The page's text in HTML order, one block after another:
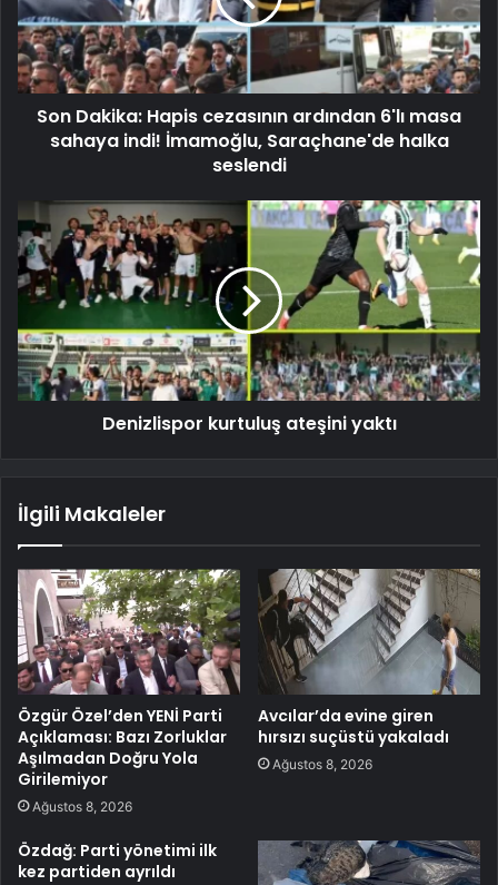
Son Dakika: Hapis cezasının ardından 6'lı masa
sahaya indi! İmamoğlu, Saraçhane'de halka
seslendi
Denizlispor kurtuluş ateşini yaktı
İlgili Makaleler
Özgür Özel’den YENİ Parti
Açıklaması: Bazı Zorluklar
Aşılmadan Doğru Yola
Girilemiyor
Ağustos 8, 2026
Avcılar’da evine giren
hırsızı suçüstü yakaladı
Ağustos 8, 2026
Özdağ: Parti yönetimi ilk
kez partiden ayrıldı